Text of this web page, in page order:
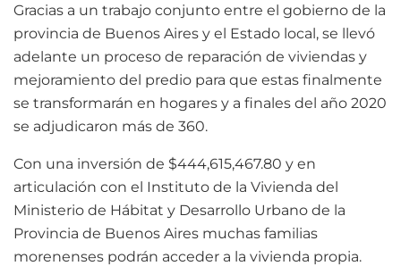
Gracias a un trabajo conjunto entre el gobierno de la
provincia de Buenos Aires y el Estado local, se llevó
adelante un proceso de reparación de viviendas y
mejoramiento del predio para que estas finalmente
se transformarán en hogares y a finales del año 2020
se adjudicaron más de 360.
Con una inversión de $444,615,467.80 y en
articulación con el Instituto de la Vivienda del
Ministerio de Hábitat y Desarrollo Urbano de la
Provincia de Buenos Aires muchas familias
morenenses podrán acceder a la vivienda propia.